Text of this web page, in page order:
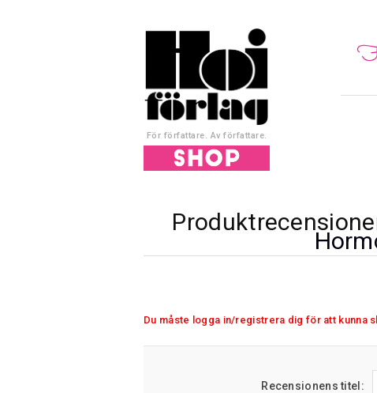
För författare. Av författare.
Du måste logga in/registrera dig för att kunna
Recensionens titel: